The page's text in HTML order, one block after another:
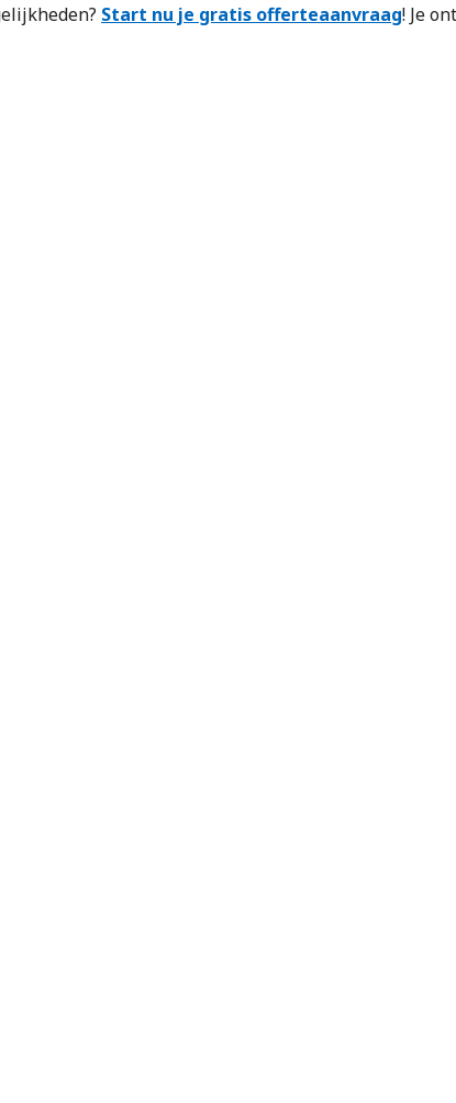
Start nu je gratis offerteaanvraag! Je